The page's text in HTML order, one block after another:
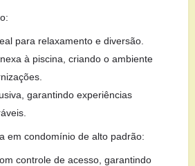
para relaxamento e diversão.
à piscina, criando o ambiente
garantindo experiências
em condomínio de alto padrão:
controle de acesso, garantindo